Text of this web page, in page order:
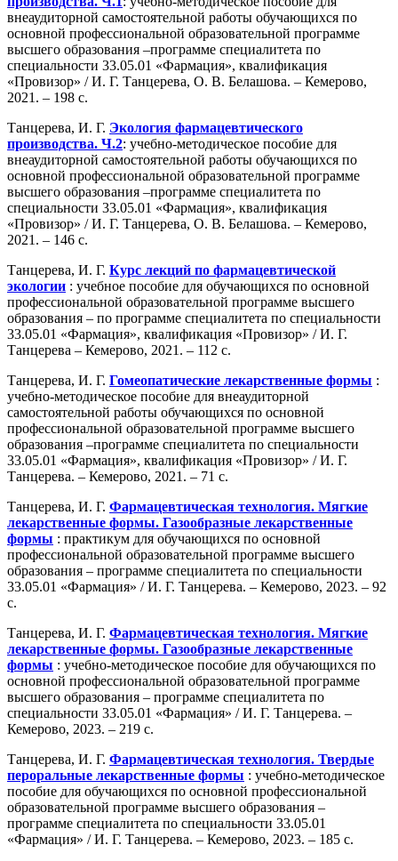
внеаудиторной самостоятельной работы обучающихся по
основной профессиональной образовательной программе
высшего образования –программе специалитета по
специальности 33.05.01 «Фармация», квалификация
«Провизор» / И. Г. Танцерева, О. В. Белашова. – Кемерово,
2021. – 198 с.
Танцерева, И. Г. Экология фармацевтического
производства. Ч.2: учебно-методическое пособие для
внеаудиторной самостоятельной работы обучающихся по
основной профессиональной образовательной программе
высшего образования –программе специалитета по
специальности 33.05.01 «Фармация», квалификация
«Провизор» / И. Г. Танцерева, О. В. Белашова. – Кемерово,
2021. – 146 с.
Танцерева, И. Г. Курс лекций по фармацевтической
экологии : учебное пособие для обучающихся по основной
профессиональной образовательной программе высшего
образования – по программе специалитета по специальности
33.05.01 «Фармация», квалификация «Провизор» / И. Г.
Танцерева – Кемерово, 2021. – 112 с.
Танцерева, И. Г. Гомеопатические лекарственные формы :
учебно-методическое пособие для внеаудиторной
самостоятельной работы обучающихся по основной
профессиональной образовательной программе высшего
образования –программе специалитета по специальности
33.05.01 «Фармация», квалификация «Провизор» / И. Г.
Танцерева. – Кемерово, 2021. – 71 с.
Танцерева, И. Г. Фармацевтическая технология. Мягкие
лекарственные формы. Газообразные лекарственные
формы : практикум для обучающихся по основной
профессиональной образовательной программе высшего
образования – программе специалитета по специальности
33.05.01 «Фармация» / И. Г. Танцерева. – Кемерово, 2023. – 92
с.
Танцерева, И. Г. Фармацевтическая технология. Мягкие
лекарственные формы. Газообразные лекарственные
формы : учебно-методическое пособие для обучающихся по
основной профессиональной образовательной программе
высшего образования – программе специалитета по
специальности 33.05.01 «Фармация» / И. Г. Танцерева. –
Кемерово, 2023. – 219 с.
Танцерева, И. Г. Фармацевтическая технология. Твердые
пероральные лекарственные формы : учебно-методическое
пособие для обучающихся по основной профессиональной
образовательной программе высшего образования –
программе специалитета по специальности 33.05.01
«Фармация» / И. Г. Танцерева. – Кемерово, 2023. – 185 с.